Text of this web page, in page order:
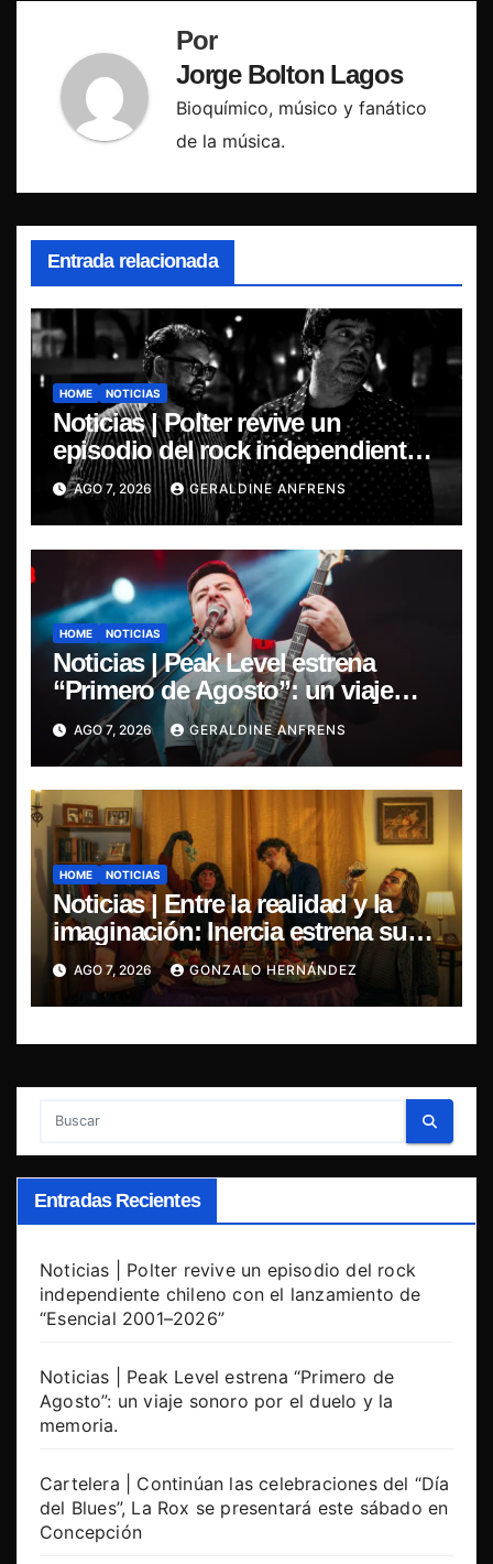
Por
Jorge Bolton Lagos
Bioquímico, músico y fanático
de la música.
Entrada relacionada
HOME NOTICIAS
Noticias | Polter revive un
episodio del rock independiente
chileno con el lanzamiento de
“Esencial 2001–2026”
AGO 7, 2026 GERALDINE ANFRENS
HOME NOTICIAS
Noticias | Peak Level estrena
“Primero de Agosto”: un viaje
sonoro por el duelo y la memoria.
AGO 7, 2026 GERALDINE ANFRENS
HOME NOTICIAS
Noticias | Entre la realidad y la
imaginación: Inercia estrena su
primer single “Marilina”
AGO 7, 2026 GONZALO HERNÁNDEZ
Entradas Recientes
Noticias | Polter revive un episodio del rock
independiente chileno con el lanzamiento de
“Esencial 2001–2026”
Noticias | Peak Level estrena “Primero de
Agosto”: un viaje sonoro por el duelo y la
memoria.
Cartelera | Continúan las celebraciones del “Día
del Blues”, La Rox se presentará este sábado en
Concepción